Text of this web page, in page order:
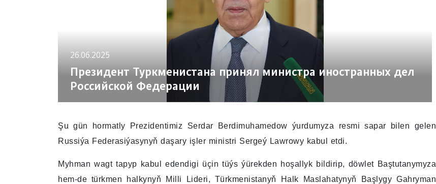
26.06.2025
Президент Туркменистана принял министра иностранных дел
Российской Федерации
Şu gün hormatly Prezidentimiz Serdar Berdimuhamedow ýurdumyza resmi sapar bilen gelen
Russiýa Federasiýasynyň daşary işler ministri Sergeý Lawrowy kabul etdi.
Myhman wagt tapyp kabul edendigi üçin tüýs ýürekden hoşallyk bildirip, döwlet Baştutanymyza
hem-de türkmen halkynyň Milli Lideri, Türkmenistanyň Halk Maslahatynyň Başlygy Gahryman